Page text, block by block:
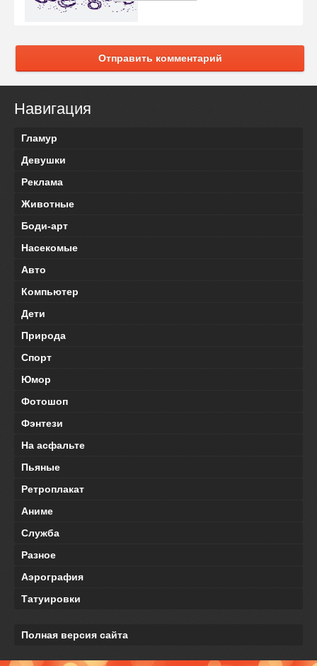
Отправить комментарий
Навигация
Гламур
Девушки
Реклама
Животные
Боди-арт
Насекомые
Авто
Компьютер
Дети
Природа
Спорт
Юмор
Фотошоп
Фэнтези
На асфальте
Пьяные
Ретроплакат
Аниме
Служба
Разное
Аэрография
Татуировки
Полная версия сайта